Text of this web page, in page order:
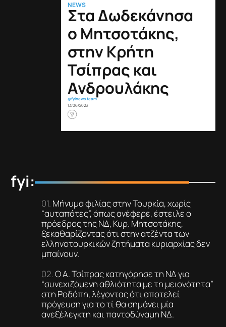
NEWS
Στα Δωδεκάνησα
ο Μητσοτάκης,
στην Κρήτη
Τσίπρας και
Ανδρουλάκης
@fyinews team
13/06/2023
fyi:
Μήνυμα φιλίας στην Τουρκία, χωρίς
“αυταπάτες”, όπως ανέφερε, έστειλε ο
πρόεδρος της ΝΔ, Κυρ. Μητσοτάκης,
ξεκαθαρίζοντας ότι στην ατζέντα των
ελληνοτουρκικών ζητήματα κυριαρχίας δεν
μπαίνουν.
Ο Α. Τσίπρας κατηγόρησε τη ΝΔ για
“συνεχιζόμενη αθλιότητα με τη μειονότητα”
στη Ροδόπη, λέγοντας ότι αποτελεί
πρόγευση για το τί θα σημάνει μία
ανεξέλεγκτη και παντοδύναμη ΝΔ.